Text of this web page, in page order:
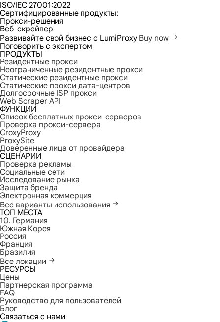
ISO/IEC 27001:2022
Сертифицированные продукты:
Прокси-решения
Веб-скрейпер
Развивайте свой бизнес с LumiProxy Buy now
Поговорить с экспертом
ПРОДУКТЫ
Резидентные прокси
Неограниченные резидентные прокси
Статические резидентные прокси
Статические прокси дата-центров
Долгосрочные ISP прокси
Web Scraper API
ФУНКЦИИ
Список бесплатных прокси-серверов
Проверка прокси-сервера
CroxyProxy
ProxySite
Доверенные лица от провайдера
СЦЕНАРИИ
Проверка рекламы
Социальные сети
Исследование рынка
Защита бренда
Электронная коммерция
Все варианты использования
ТОП МЕСТА
10. Германия
Южная Корея
Россия
Франция
Бразилия
Все локации
РЕСУРСЫ
Цены
Партнерская программа
FAQ
Руководство для пользователей
Блог
Связаться с нами